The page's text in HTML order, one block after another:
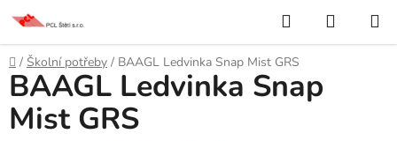
Přejít
obsah
Hledat
KOŠÍK
Domů
/ Školní potřeby / BAAGL Ledvinka Snap Mist GRS
BAAGL Ledvinka Snap
Mist GRS